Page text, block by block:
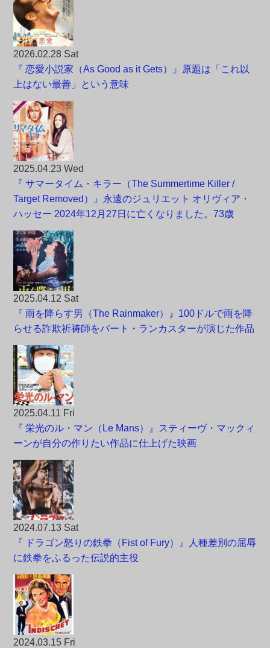
2026.02.28 Sat
『 恋愛小説家（As Good as it Gets）』原題は「これ以
上はない最善」という意味
2025.04.23 Wed
『 サマータイム・キラー（The Summertime Killer /
Target Removed）』永遠のジュリエット オリヴィア・
ハッセー 2024年12月27日に亡くなりました。73歳
2025.04.12 Sat
『 雨を降らす男（The Rainmaker）』100ドルで雨を降
らせる詐欺祈祷師をバート・ランカスターが演じた作品
2025.04.11 Fri
『 栄光のル・マン（Le Mans）』スティーヴ・マックィ
ーンが自分の作りたい作品に仕上げた映画
2024.07.13 Sat
『 ドラゴン怒りの鉄拳（Fist of Fury）』人種差別の屈辱
に鉄拳をふるった伝説的主役
2024.03.15 Fri